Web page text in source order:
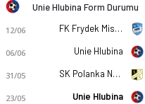
Unie Hlubina Form Durumu
12/06 FK Frydek Mistek
06/06 Unie Hlubina
31/05 SK Polanka Nad Odrou
23/05 Unie Hlubina